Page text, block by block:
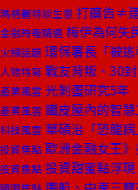
瑪格麗特談生意 打廣告≠
金融時報精選 梅伊為何失
火線話題 環保署長「被
人物特寫 戰友背叛、30
產業風雲 光剝蛋研究5
產業風雲 鐵皮屋內的智
科技風雲 華碩治「恐龍
投資焦點 歐洲金融女王
投資焦點 投資甜蜜點浮